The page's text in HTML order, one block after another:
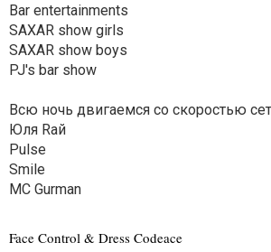
Bar entertainments
SAXAR show girls
SAXAR show boys
PJ's bar show
Всю ночь двигаемся со скоростью
Юля Rай
Pulse
Smile
MC Gurman
Face Control & Dress Codeace